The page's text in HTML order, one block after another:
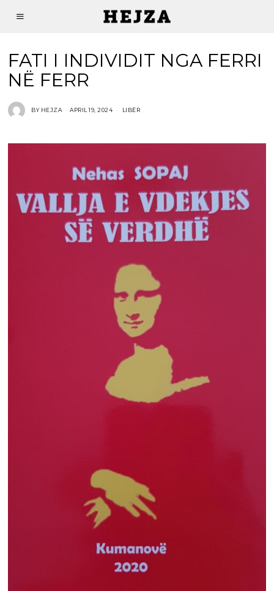
FATI I INDIVIDIT NGA FERRI
NË FERR
BY HEJZA APRIL 19, 2024 LIBËR